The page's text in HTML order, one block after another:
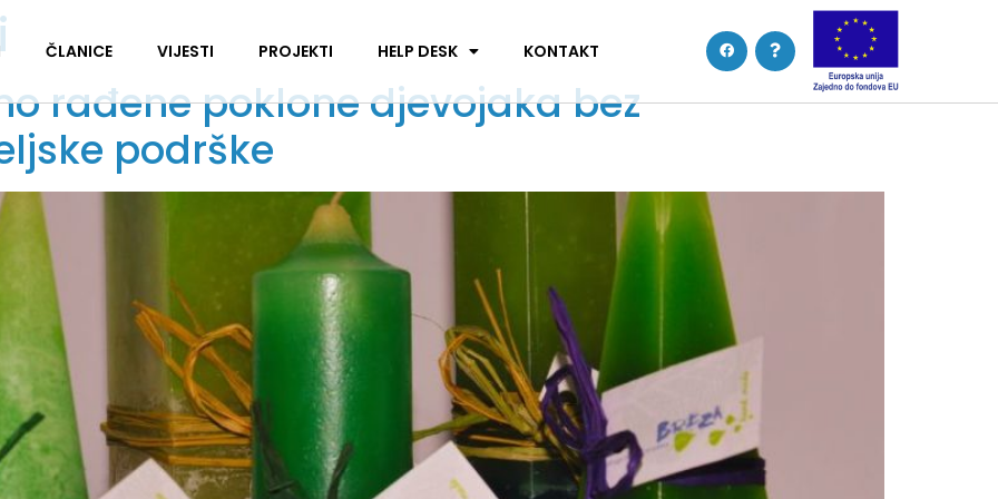
ČLANICE VIJESTI PROJEKTI HELP DESK KONTAKT
rađene poklone djevojaka bez
podrške